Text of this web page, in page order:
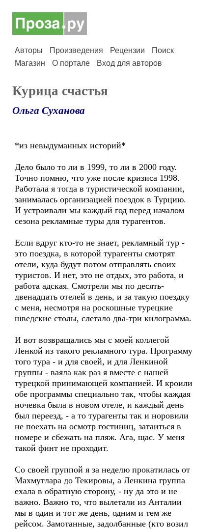
Авторы Произведения Рецензии
Поиск
Магазин
О портале Вход для авторов
Курица счастья
Ольга Суханова
*из невыдуманных историй*
Дело было то ли в 1999, то ли в 2000 году.
Точно помню, что уже после кризиса 1998.
Работала я тогда в туристической компании,
занималась организацией поездок в Турцию.
И устраивали мы каждый год перед началом
сезона рекламные туры для турагентов.
Если вдруг кто-то не знает, рекламный тур -
это поездка, в которой турагенты смотрят
отели, куда будут потом отправлять своих
туристов. И нет, это не отдых, это работа, и
работа адская. Смотрели мы по десять-
двенадцать отелей в день, и за такую поездку
с меня, несмотря на роскошные турецкие
шведские столы, слетало два-три килограмма.
И вот возвращались мы с моей коллегой
Ленкой из такого рекламного тура. Программу
того тура - и для своей, и для Ленкиной
группы - ваяла как раз я вместе с нашей
турецкой принимающей компанией. И кроили
обе программы специально так, чтобы каждая
ночевка была в новом отеле, и каждый день
был переезд, - а то турагенты так и норовили
не поехать на осмотр гостиниц, затаиться в
номере и сбежать на пляж. Ага, щас. У меня
такой финт не проходит.
Со своей группой я за неделю прокатилась от
Махмутлара до Текировы, а Ленкина группа
ехала в обратную сторону, - ну да это и не
важно. Важно то, что вылетали из Анталии
мы в один и тот же день, одним и тем же
рейсом. Замотанные, задолбанные (кто возил